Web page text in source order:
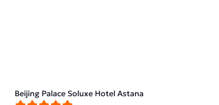
Beijing Palace Soluxe Hotel Astana